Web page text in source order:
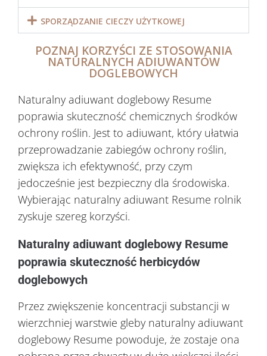
SPORZĄDZANIE CIECZY UŻYTKOWEJ
POZNAJ KORZYŚCI ZE STOSOWANIA
NATURALNYCH ADIUWANTÓW
DOGLEBOWYCH
Naturalny adiuwant doglebowy Resume
poprawia skuteczność chemicznych środków
ochrony roślin. Jest to adiuwant, który ułatwia
przeprowadzanie zabiegów ochrony roślin,
zwiększa ich efektywność, przy czym
jedocześnie jest bezpieczny dla środowiska.
Wybierając naturalny adiuwant Resume rolnik
zyskuje szereg korzyści.
Naturalny adiuwant doglebowy Resume
poprawia skuteczność herbicydów
doglebowych
Przez zwiększenie koncentracji substancji w
wierzchniej warstwie gleby naturalny adiuwant
doglebowy Resume powoduje, że zostaje ona